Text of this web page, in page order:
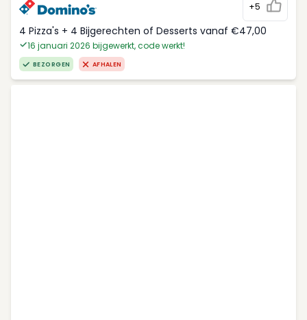
+5
4 Pizza's + 4 Bijgerechten of Desserts vanaf €47,00
16 januari 2026 bijgewerkt, code werkt!
BEZORGEN AFHALEN